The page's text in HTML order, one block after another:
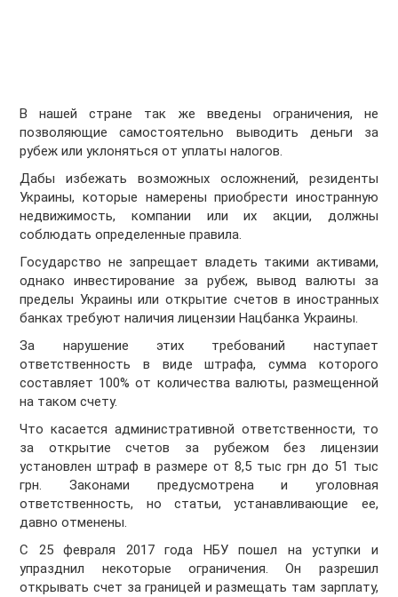
В нашей стране так же введены ограничения, не
позволяющие самостоятельно выводить деньги за
рубеж или уклоняться от уплаты налогов.
Дабы избежать возможных осложнений, резиденты
Украины, которые намерены приобрести иностранную
недвижимость, компании или их акции, должны
соблюдать определенные правила.
Государство не запрещает владеть такими активами,
однако инвестирование за рубеж, вывод валюты за
пределы Украины или открытие счетов в иностранных
банках требуют наличия лицензии Нацбанка Украины.
За нарушение этих требований наступает
ответственность в виде штрафа, сумма которого
составляет 100% от количества валюты, размещенной
на таком счету.
Что касается административной ответственности, то
за открытие счетов за рубежом без лицензии
установлен штраф в размере от 8,5 тыс грн до 51 тыс
грн. Законами предусмотрена и уголовная
ответственность, но статьи, устанавливающие ее,
давно отменены.
С 25 февраля 2017 года НБУ пошел на уступки и
упразднил некоторые ограничения. Он разрешил
открывать счет за границей и размещать там зарплату,